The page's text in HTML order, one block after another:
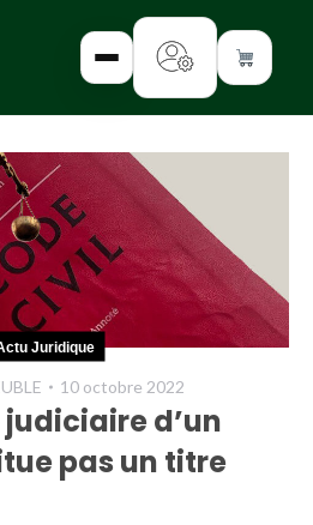
Juridique
10 octobre 2022
d’un
pas un titre